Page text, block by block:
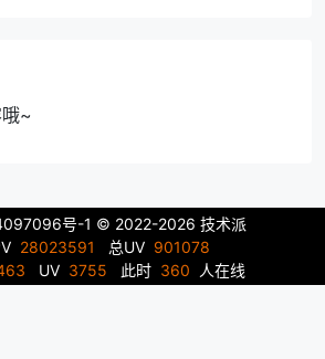
~
号-1 © 2022-2026 技术派
28023591 总UV 901078
UV 3755 此时 360 人在线